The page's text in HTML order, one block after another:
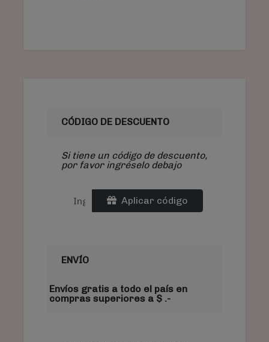
CÓDIGO DE DESCUENTO
Si tiene un código de descuento,
por favor ingréselo debajo
Aplicar código
ENVÍO
Envíos gratis a todo el país en
compras superiores a $ .-